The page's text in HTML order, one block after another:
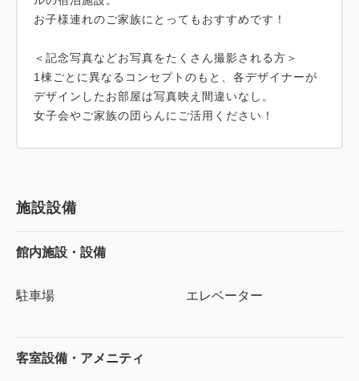
お子様連れのご家族にとってもおすすめです！
＜記念写真などお写真をたくさん撮影される方＞
1棟ごとに異なるコンセプトのもと、各デザイナーが
デザインしたお部屋は写真映え間違いなし。
施設設備
館内施設・設備
駐車場 エレベーター
客室設備・アメニティ